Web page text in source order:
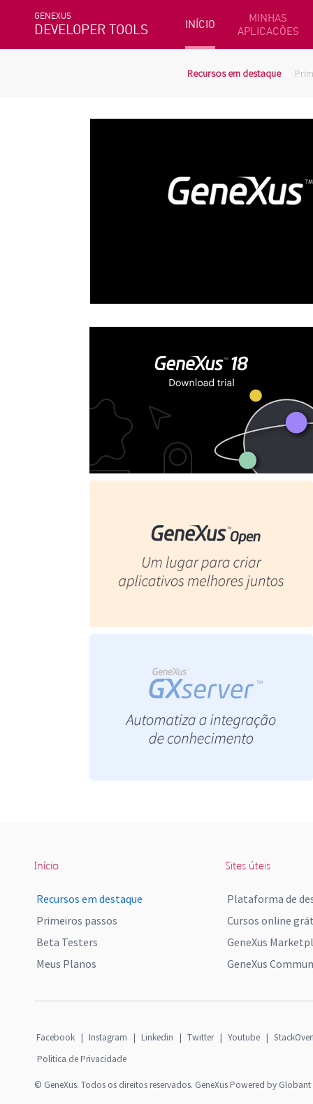
GENEXUS
DEVELOPER TOOLS INÍCIO
MINHAS
APLICACÕES
Recursos em destaque
Início
Recursos em destaque
Primeiros passos
Beta Testers
Meus Planos
Sites úteis
Plataforma de
Cursos online
GeneXus
GeneXus
Facebook | Instagram | Linkedin | Twitter | Youtube |
Politica de Privacidade
© GeneXus. Todos os direitos reservados. GeneXus Powered by Globant